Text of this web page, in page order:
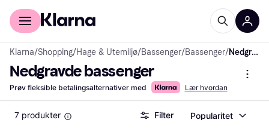
For kunder
Klarna/Shopping/Hage & Utemiljø/Bassenger/Bassenger/ Nedgravde bassenger
Nedgravde bassenger
Prøv fleksible betalingsalternativer med Lær hvordan
7 produkter Filter Popularitet